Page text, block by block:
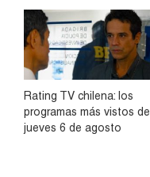
Rating TV chilena: los
programas más vistos del
jueves 6 de agosto